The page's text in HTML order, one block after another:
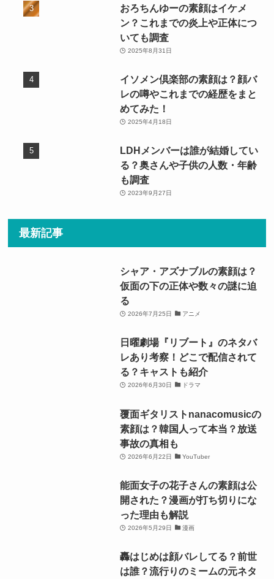
おろちんゆーの素顔はイケメ
ン？これまでの炎上や正体につ
いても調査
2025年8月31日
イソメン倶楽部の素顔は？顔バ
レの噂やこれまでの経歴をまと
めてみた！
2025年4月18日
LDHメンバーは誰が結婚してい
る？奥さんや子供の人数・年齢
も調査
2023年9月27日
最新記事
シャア・アズナブルの素顔は？
仮面の下の正体や数々の謎に迫
る
2026年7月25日 アニメ
日曜劇場『リブート』のネタバ
レあり考察！どこで配信されて
る？キャストも紹介
2026年6月30日 ドラマ
覆面ギタリストnanacomusicの
素顔は？韓国人って本当？放送
事故の真相も
2026年6月22日 YouTuber
能面女子の花子さんの素顔は公
開された？漫画が打ち切りにな
った理由も解説
2026年5月29日 漫画
轟はじめは顔バレしてる？前世
は誰？流行りのミームの元ネタ